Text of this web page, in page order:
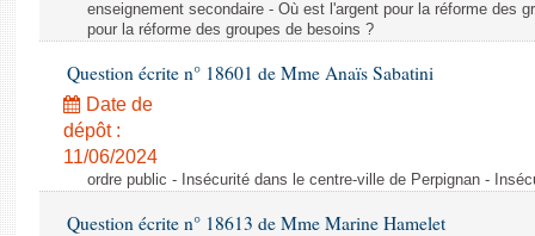
enseignement secondaire - Où est l'argent pour la réforme des
pour la réforme des groupes de besoins ?
Question écrite n° 18601 de Mme Anaïs Sabatini
Date de
dépôt :
11/06/2024
ordre public - Insécurité dans le centre-ville de Perpignan -
Question écrite n° 18613 de Mme Marine Hamelet